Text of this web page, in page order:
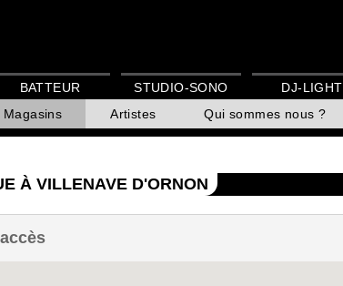
Magasins Artistes Qui sommes nous ?
BATTEUR STUDIO-SONO DJ-LIGHT
À VILLENAVE D'ORNON